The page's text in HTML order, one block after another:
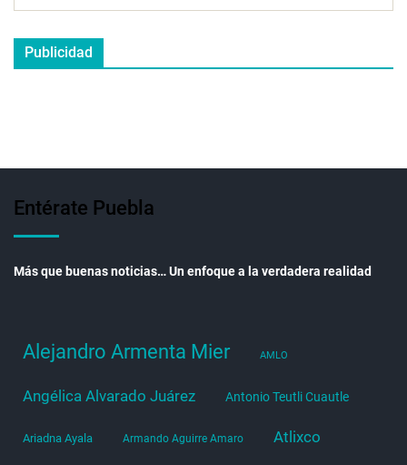
Publicidad
Entérate Puebla
Más que buenas noticias… Un enfoque a la verdadera realidad
Alejandro Armenta Mier AMLO
Angélica Alvarado Juárez Antonio Teutli Cuautle
Ariadna Ayala Armando Aguirre Amaro Atlixco